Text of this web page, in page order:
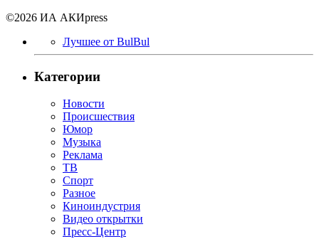
©2026 ИА АКИpress
Лучшее от BulBul
Категории
Новости
Происшествия
Юмор
Музыка
Реклама
ТВ
Спорт
Разное
Киноиндустрия
Видео открытки
Пресс-Центр